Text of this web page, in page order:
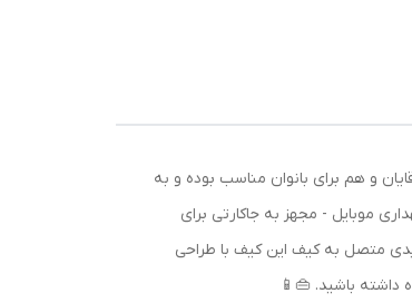
و هم برای بانوان مناسب بوده و به
موبایل - مجهز به جاکارتی برای
متصل به کیف این کیف با طراحی
باشید. 👜📱